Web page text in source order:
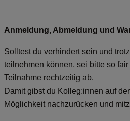
Anmeldung, Abmeldung und
Solltest du verhindert sein und
teilnehmen können, sei bitte so
Teilnahme rechtzeitig ab.
Damit gibst du Kolleg:innen auf
Möglichkeit nachzurücken und